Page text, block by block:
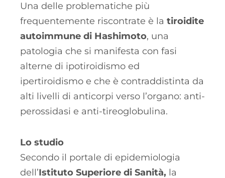
Una delle problematiche più
frequentemente riscontrate è la tiroidite
autoimmune di Hashimoto, una
patologia che si manifesta con fasi
alterne di ipotiroidismo ed
ipertiroidismo e che è contraddistinta da
alti livelli di anticorpi verso l’organo: anti-
perossidasi e anti-tireoglobulina.
Lo studio
Secondo il portale di epidemiologia
dell’Istituto Superiore di Sanità, la